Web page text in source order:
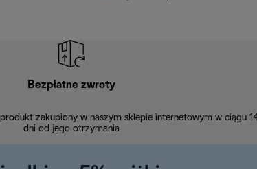
Bezpłatne zwroty
zakupiony w naszym sklepie internetowym w ciągu
dni od jego otrzymania